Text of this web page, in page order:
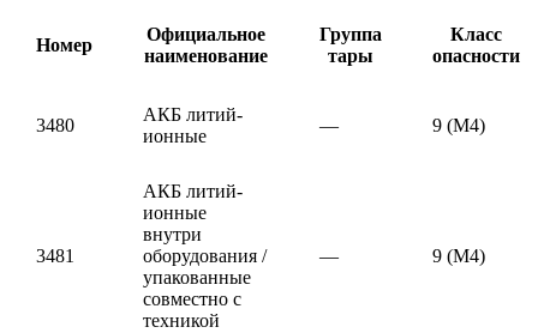
Номер
Официальное
наименование
Группа
тары
Класс
опасности
3480
АКБ литий-
ионные
— 9 (M4)
3481
АКБ литий-
ионные
внутри
оборудования /
упакованные
совместно с
техникой
— 9 (M4)